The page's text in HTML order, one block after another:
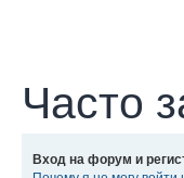
Часто
Вход на форум и